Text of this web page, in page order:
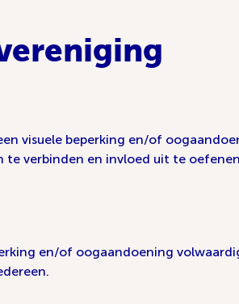
visuele beperking en/of
verbinden en invloed uit te
en/of oogaandoening